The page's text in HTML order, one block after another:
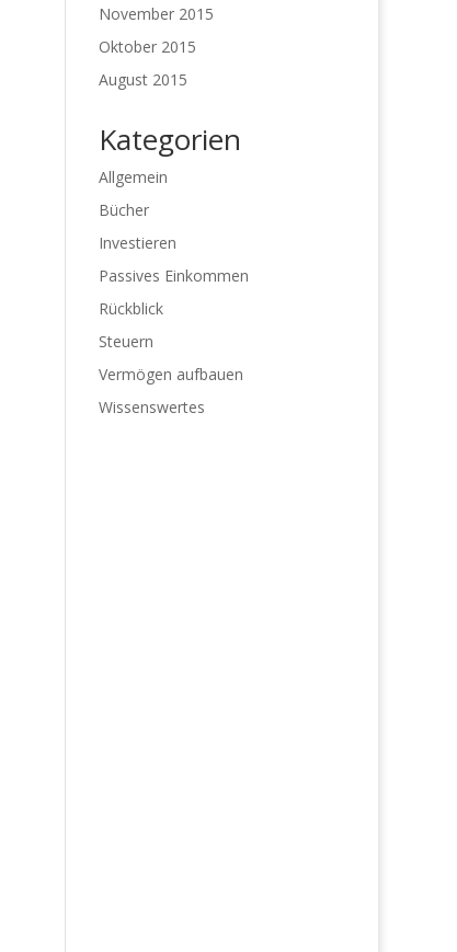
November 2015
Oktober 2015
August 2015
Kategorien
Allgemein
Bücher
Investieren
Passives Einkommen
Rückblick
Steuern
Vermögen aufbauen
Wissenswertes